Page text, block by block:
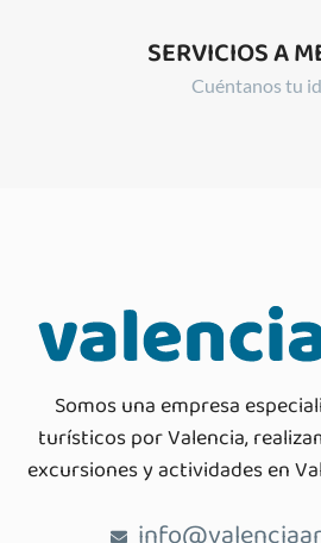
SERVICIOS A
Cuéntanos tu
Somos una empresa
turísticos por Valencia,
excursiones y actividades en